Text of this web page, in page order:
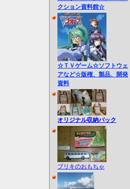
クション資料館☆
☆ＴＶゲーム☆ソフトウェ
アなど☆版権、製品、開発
資料
オリジナル収納バック
ブリキのおもちゃ